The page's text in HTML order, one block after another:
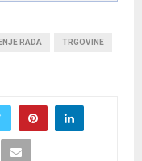
RADA TRGOVINE